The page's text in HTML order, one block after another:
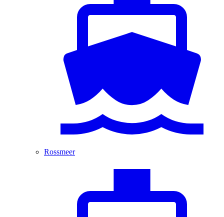
Rossmeer